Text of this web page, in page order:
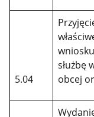
5.04
służbę
obcej